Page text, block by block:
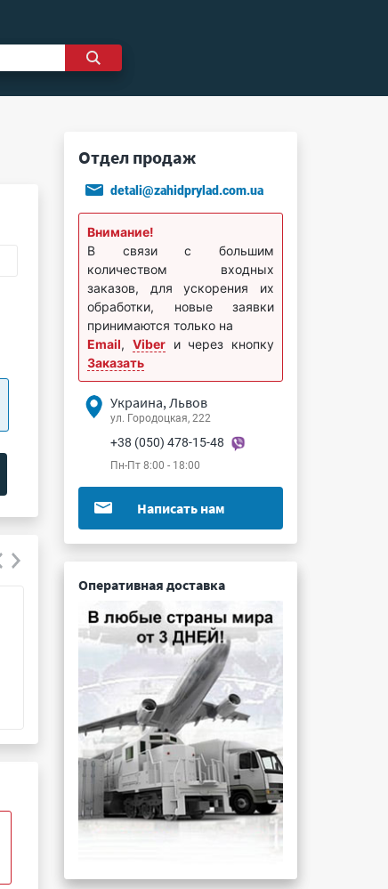
Подробнее ...
Отдел продаж
detali@zahidprylad.com.ua
Внимание!
В связи с большим
количеством входных
заказов, для ускорения их
обработки, новые заявки
принимаются только на
Email, Viberи через кнопку
Заказать
Украина, Львов
ул. Городоцкая, 222
+38 (050) 478-15-48
Пн-Пт 8:00 - 18:00
Написать нам
Оперативная доставка